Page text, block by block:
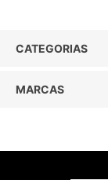
CATEGORIAS
MARCAS